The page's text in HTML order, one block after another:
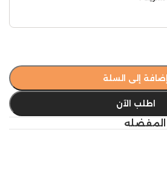
إضافة إلى السلة
اطلب الآن
المفضله